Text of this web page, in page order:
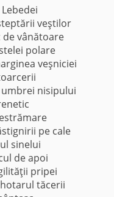
veştilor
de vânătoare
polare
veşniciei
umbrei nisipului
pe cale
sinelui
de apoi
pripei
tăcerii